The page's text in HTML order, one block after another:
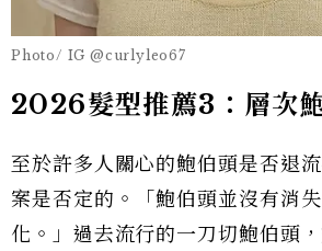
Photo/ IG @curlyleo67
2026髮型推薦3：層次
至於許多人關心的鮑伯頭是否退
案是否定的。「鮑伯頭並沒有消
化。」過去流行的一刀切鮑伯頭